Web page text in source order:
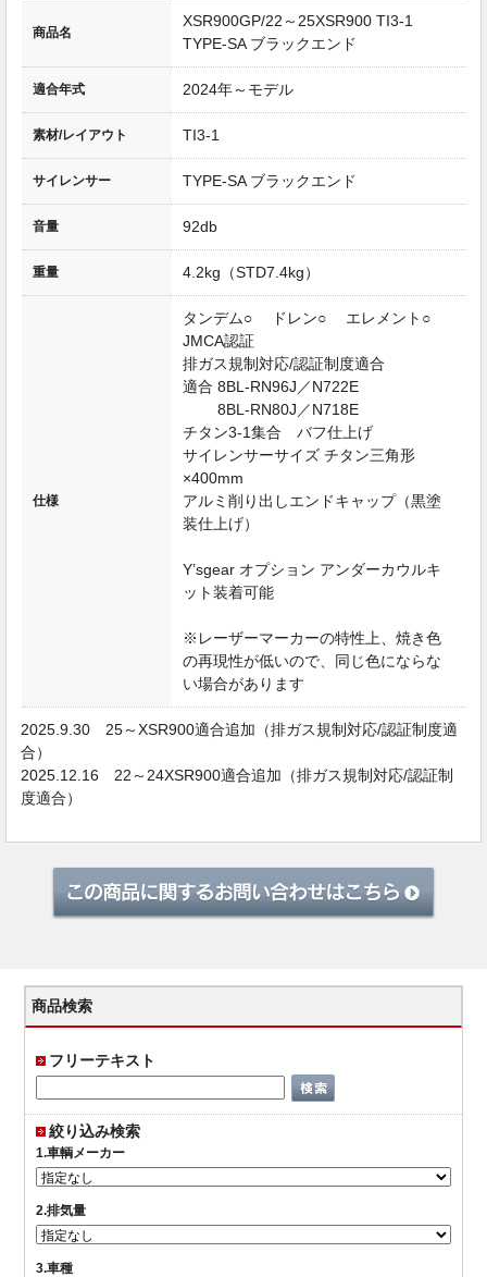
商品名
XSR900GP/22～25XSR900 TI3-1
TYPE-SA ブラックエンド
適合年式 2024年～モデル
素材/レイアウト TI3-1
サイレンサー TYPE-SA ブラックエンド
音量 92db
重量 4.2kg（STD7.4kg）
仕様
タンデム○ ドレン○ エレメント○
JMCA認証
排ガス規制対応/認証制度適合
適合 8BL-RN96J／N722E
8BL-RN80J／N718E
チタン3-1集合 バフ仕上げ
サイレンサーサイズ チタン三角形
×400mm
アルミ削り出しエンドキャップ（黒塗
装仕上げ）
Y’sgear オプション アンダーカウルキ
ット装着可能
※レーザーマーカーの特性上、焼き色
の再現性が低いので、同じ色にならな
い場合があります
2025.9.30 25～XSR900適合追加（排ガス規制対応/認証制度適
合）
2025.12.16 22～24XSR900適合追加（排ガス規制対応/認証制
度適合）
商品検索
フリーテキスト
絞り込み検索
1.車輌メーカー
2.排気量
3.車種